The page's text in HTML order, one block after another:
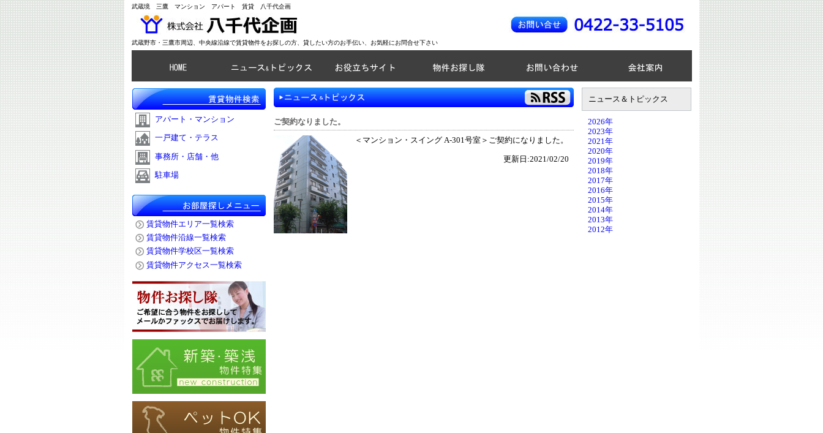
武蔵境 三鷹 マンション アパート 賃貸 八千代企画
武蔵野市・三鷹市周辺、中央線沿線で賃貸物件をお探しの方、貸したい方のお手伝い、お気軽にお問合せ下さい
アパート・マンション
一戸建て・テラス
事務所・店舗・他
駐車場
賃貸物件エリア一覧検索
賃貸物件沿線一覧検索
賃貸物件学校区一覧検索
賃貸物件アクセス一覧検索
ニュース＆トピックス
2026年
2023年
2021年
2020年
2019年
2018年
2017年
2016年
2015年
2014年
2013年
2012年
ご契約なりました。
＜マンション・スイング A-301号室＞ご契約になりました。
更新日:2021/02/20